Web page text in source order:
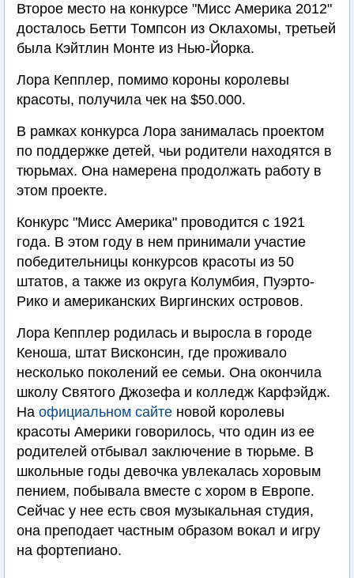
Второе место на конкурсе "Мисс Америка 2012"
досталось Бетти Томпсон из Оклахомы, третьей
была Кэйтлин Монте из Нью-Йорка.
Лора Кепплер, помимо короны королевы
красоты, получила чек на $50.000.
В рамках конкурса Лора занималась проектом
по поддержке детей, чьи родители находятся в
тюрьмах. Она намерена продолжать работу в
этом проекте.
Конкурс "Мисс Америка" проводится с 1921
года. В этом году в нем принимали участие
победительницы конкурсов красоты из 50
штатов, а также из округа Колумбия, Пуэрто-
Рико и американских Виргинских островов.
Лора Кепплер родилась и выросла в городе
Кеноша, штат Висконсин, где проживало
несколько поколений ее семьи. Она окончила
школу Святого Джозефа и колледж Карфэйдж.
На официальном сайте новой королевы
красоты Америки говорилось, что один из ее
родителей отбывал заключение в тюрьме. В
школьные годы девочка увлекалась хоровым
пением, побывала вместе с хором в Европе.
Сейчас у нее есть своя музыкальная студия,
она преподает частным образом вокал и игру
на фортепиано.